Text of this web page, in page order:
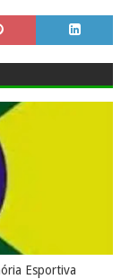
Esportiva